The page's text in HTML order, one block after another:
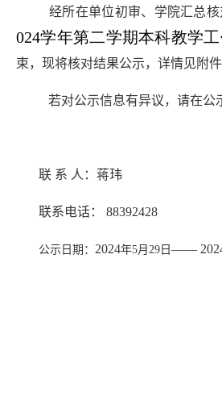
经所在单位初审、学院汇总
024学年第二学期本科教学
束，现将核对结果公示，详情见附件
若对公示信息有异议，请在公
联 系 人：蒋玮
联系电话： 88392428
公示日期： 2024年5月29日 ——